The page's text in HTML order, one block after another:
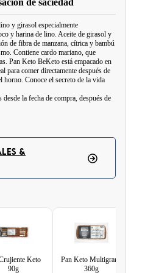
de saciedad
y girasol especialmente
y harina de lino. Aceite de girasol y
de fibra de manzana, cítrica y bambú
Contiene cardo mariano, que
Pan Keto BeKeto está empacado en
para comer directamente después de
horno. Conoce el secreto de la vida
la fecha de compra, después de
carbohidratos especialmente
Sin azúcares añadidos. ¡Solo 0,5
Bajo índice glucémico (IG) –
sacará de la cetosis ni alterará tu
120 días de vida útil. Ideal para
&
1 rebanada (30 g)
por envase:
6
Keto
90g
Pan Keto Multigrano
360g